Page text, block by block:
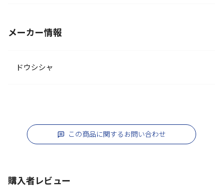
メーカー情報
ドウシシャ
この商品に関するお問い合わせ
購入者レビュー